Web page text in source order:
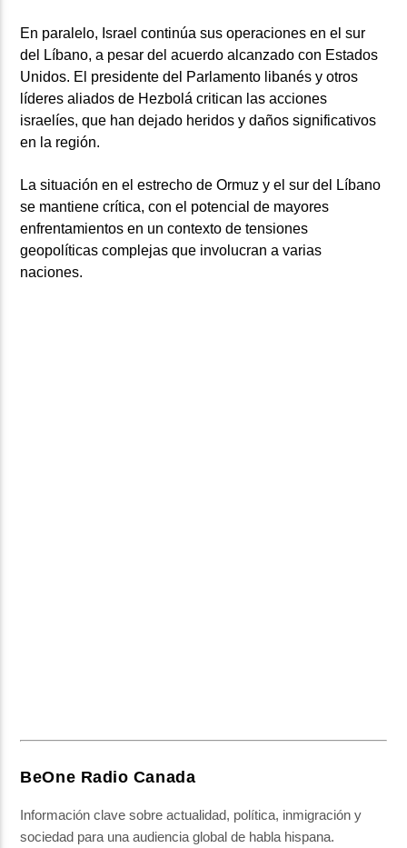
En paralelo, Israel continúa sus operaciones en el sur
del Líbano, a pesar del acuerdo alcanzado con Estados
Unidos. El presidente del Parlamento libanés y otros
líderes aliados de Hezbolá critican las acciones
israelíes, que han dejado heridos y daños significativos
en la región.
La situación en el estrecho de Ormuz y el sur del Líbano
se mantiene crítica, con el potencial de mayores
enfrentamientos en un contexto de tensiones
geopolíticas complejas que involucran a varias
naciones.
BeOne Radio Canada
Información clave sobre actualidad, política, inmigración y
sociedad para una audiencia global de habla hispana.